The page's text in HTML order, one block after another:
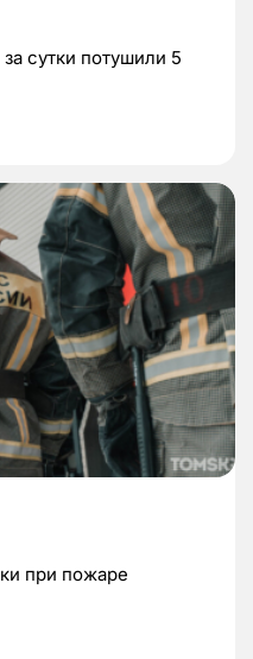
сутки потушили 5
при пожаре